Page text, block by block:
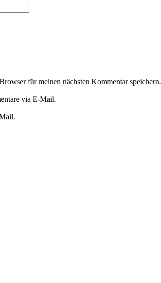
für meinen nächsten Kommentar speichern.
via E-Mail.